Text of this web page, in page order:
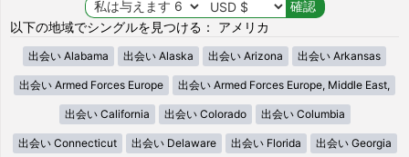
以下の地域でシングルを見つける： アメリカ
出会い Alabama 出会い Alaska 出会い Arizona 出会い Arkansas
出会い Armed Forces Europe 出会い Armed Forces Europe, Middle East,
出会い California 出会い Colorado 出会い Columbia
出会い Connecticut 出会い Delaware 出会い Florida 出会い Georgia